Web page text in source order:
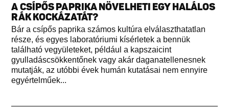
A CSÍPŐS PAPRIKA NÖVELHETI EGY HALÁLOS
RÁK KOCKÁZATÁT?
Bár a csípős paprika számos kultúra elválaszthatatlan
része, és egyes laboratóriumi kísérletek a bennük
található vegyületeket, például a kapszaicint
gyulladáscsökkentőnek vagy akár daganatellenesnek
mutatják, az utóbbi évek humán kutatásai nem ennyire
egyértelműek...